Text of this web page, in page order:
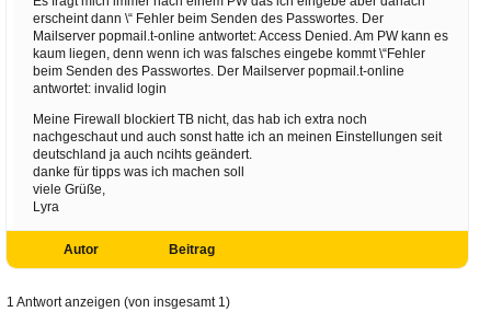
erscheint dann \“ Fehler beim Senden des Passwortes. Der
Mailserver popmail.t-online antwortet: Access Denied. Am PW kann es
kaum liegen, denn wenn ich was falsches eingebe kommt \“Fehler
beim Senden des Passwortes. Der Mailserver popmail.t-online
antwortet: invalid login
Meine Firewall blockiert TB nicht, das hab ich extra noch
nachgeschaut und auch sonst hatte ich an meinen Einstellungen seit
deutschland ja auch ncihts geändert.
danke für tipps was ich machen soll
viele Grüße,
Lyra
Autor Beitrag
1 Antwort anzeigen (von insgesamt 1)